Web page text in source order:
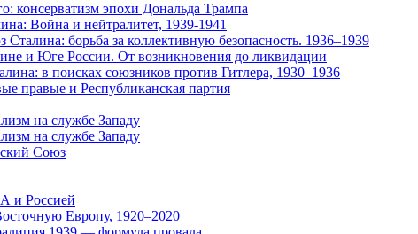
консерватизм эпохи Дональда Трампа
Война и нейтралитет, 1939-1941
Сталина: борьба за коллективную безопасность. 1936–1939
и Юге России. От возникновения до ликвидации
в поисках союзников против Гитлера, 1930–1936
правые и Республиканская партия
на службе Западу
на службе Западу
Союз
и Россией
Европу, 1920–2020